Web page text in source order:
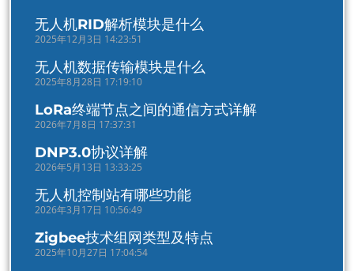
无人机RID解析模块是什么
2025年12月3日 14:23:51
无人机数据传输模块是什么
2025年8月28日 17:19:10
LoRa终端节点之间的通信方式详解
2026年7月8日 17:37:31
DNP3.0协议详解
2026年5月13日 13:33:25
无人机控制站有哪些功能
2026年3月17日 10:56:49
Zigbee技术组网类型及特点
2025年10月27日 17:04:54